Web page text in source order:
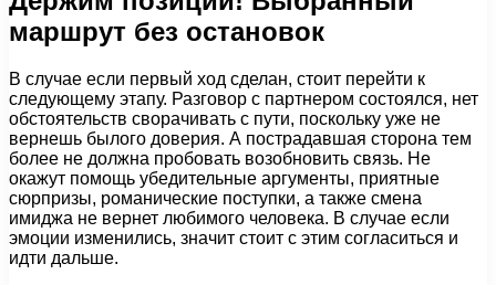
маршрут без остановок
В случае если первый ход сделан, стоит перейти к
следующему этапу. Разговор с партнером состоялся, нет
обстоятельств сворачивать с пути, поскольку уже не
вернешь былого доверия. А пострадавшая сторона тем
более не должна пробовать возобновить связь. Не
окажут помощь убедительные аргументы, приятные
сюрпризы, романические поступки, а также смена
имиджа не вернет любимого человека. В случае если
эмоции изменились, значит стоит с этим согласиться и
идти дальше.